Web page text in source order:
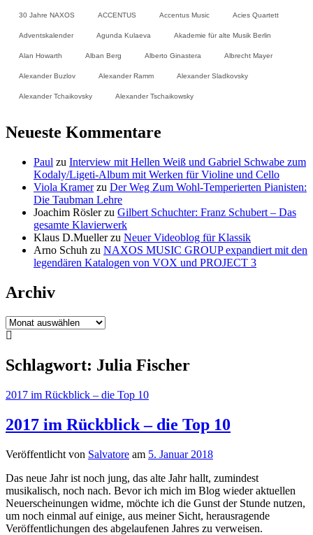
30 Jahre NAXOS ACCENTUS Accentus Music Acies Quartett
Adventskalender Agunda Kulaeva Akademie für alte Musik Berlin
Alan Howarth Alban Berg Alberto Ginastera Albrecht Mayer
Alexander Buzlov Alexander Ramm Alexander Sladkovsky
Alexander Tchaikovsky Alexander Tschaikowsky
Neueste Kommentare
Paul zu Interview mit Hellen Weiß und Gabriel Schwabe zum
Kodaly/Ligeti-Album mit Werken für Violine und Cello
Viola Kramerzu Der Weg Zum Wohl-Temperierten Pianisten:
Die Taubman Lehre
Joachim Röslerzu Gilbert Schuchter: Franz Schubert – Das
gesamte Klavierwerk
Klaus D.Muellerzu Neuer Videoblog für Klassik
Arno Schuh zu NAXOS MUSIC GROUP expandiert mit den
legendären Katalogen von VOX und PROJECT 3
Archiv
Archiv
Schlagwort: Julia Fischer
2017 im Rückblick – die Top 10
2017 im Rückblick – die Top 10
Veröffentlicht von Salvatore am 5. Januar 2018
Das neue Jahr ist noch jung, das alte Jahr hallt, zumindest
musikalisch, noch nach. Bevor ich mich im Blog wieder aktuellen
Neuerscheinungen widme, möchte ich die Gunst der Stunde nutzen,
um noch einmal auf einige, aus meiner Sicht, herausragende
Veröffentlichungen des abgelaufenen Jahres zu verweisen.